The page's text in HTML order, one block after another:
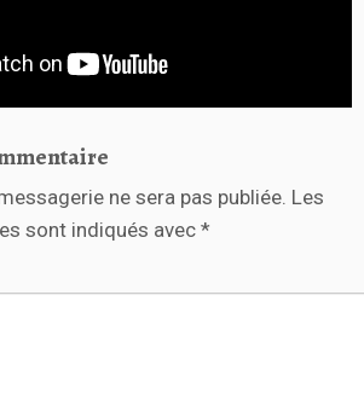
ne sera pas publiée. Les
sont indiqués avec *